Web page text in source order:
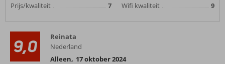
Prijs/kwaliteit
7
Wifi kwaliteit
9
9,0
Reinata
Nederland
Alleen, 17 oktober 2024